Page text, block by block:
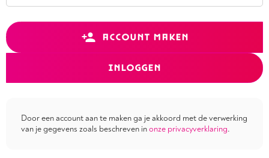
ACCOUNT MAKEN
INLOGGEN
Door een account aan te maken ga je akkoord met de verwerking
van je gegevens zoals beschreven inonze privacyverklaring.